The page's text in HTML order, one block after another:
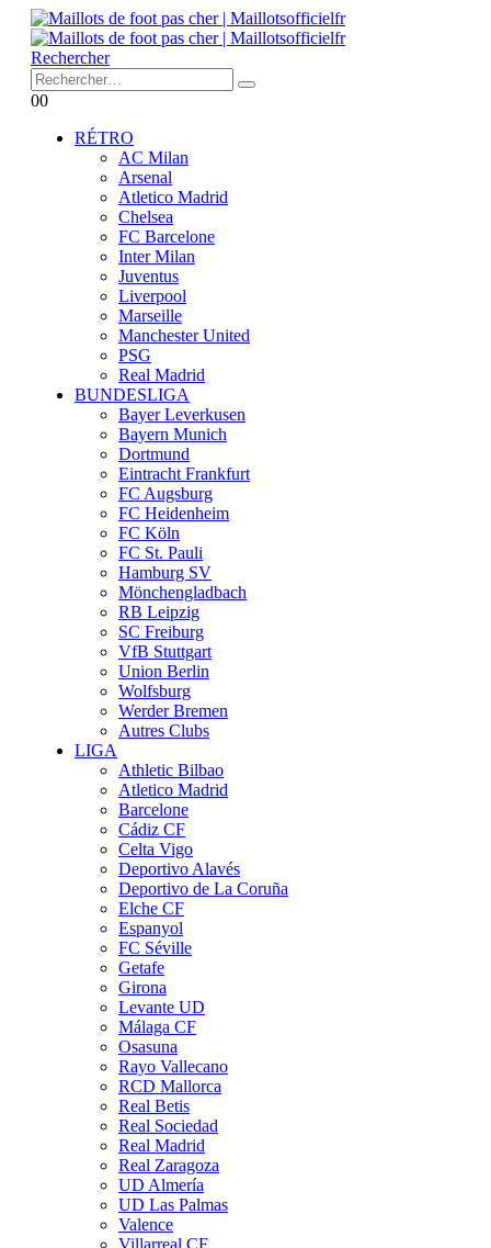
Rechercher
00
RÉTRO
AC Milan
Arsenal
Atletico Madrid
Chelsea
FC Barcelone
Inter Milan
Juventus
Liverpool
Marseille
Manchester United
PSG
Real Madrid
BUNDESLIGA
Bayer Leverkusen
Bayern Munich
Dortmund
Eintracht Frankfurt
FC Augsburg
FC Heidenheim
FC Köln
FC St. Pauli
Hamburg SV
Mönchengladbach
RB Leipzig
SC Freiburg
VfB Stuttgart
Union Berlin
Wolfsburg
Werder Bremen
Autres Clubs
LIGA
Athletic Bilbao
Atletico Madrid
Barcelone
Cádiz CF
Celta Vigo
Deportivo Alavés
Deportivo de La Coruña
Elche CF
Espanyol
FC Séville
Getafe
Girona
Levante UD
Málaga CF
Osasuna
Rayo Vallecano
RCD Mallorca
Real Betis
Real Sociedad
Real Madrid
Real Zaragoza
UD Almería
UD Las Palmas
Valence
Villarreal CF